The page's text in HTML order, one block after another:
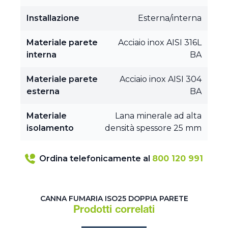
Installazione Esterna/interna
Materiale parete
interna
Acciaio inox AISI 316L
BA
Materiale parete
esterna
Acciaio inox AISI 304
BA
Materiale
isolamento
Lana minerale ad alta
densità spessore 25 mm
Ordina telefonicamente al 800 120 991
CANNA FUMARIA ISO25 DOPPIA PARETE
Prodotti correlati